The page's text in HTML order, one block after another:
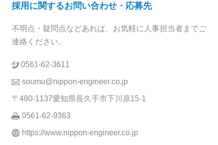
採用に関するお問い合わせ・応募先
不明点・疑問点などあれば、お気軽に人事担当者までご
連絡ください。
0561-62-3611
soumu@nippon-engineer.co.jp
〒480-1137愛知県長久手市下川原15-1
0561-62-9363
https://www.nippon-engineer.co.jp